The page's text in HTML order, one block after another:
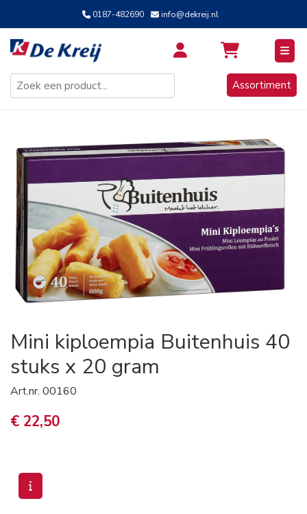
0187-482690 info@dekreij.nl
Inloggen / Aanmelden
Assortiment
Mini kiploempia Buitenhuis 40
stuks x 20 gram
Art.nr. 00160
€ 22,50